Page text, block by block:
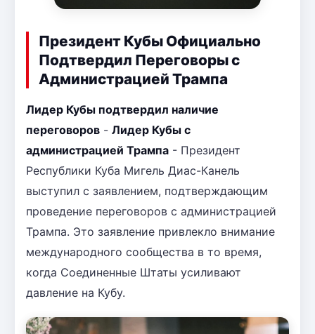
Президент Кубы Официально
Подтвердил Переговоры с
Администрацией Трампа
Лидер Кубы подтвердил наличие
переговоров - Лидер Кубы с
администрацией Трампа - Президент
Республики Куба Мигель Диас-Канель
выступил с заявлением, подтверждающим
проведение переговоров с администрацией
Трампа. Это заявление привлекло внимание
международного сообщества в то время,
когда Соединенные Штаты усиливают
давление на Кубу.